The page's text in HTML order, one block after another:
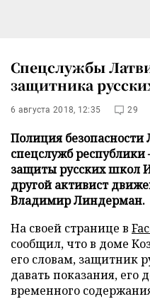
Спецслужбы
защитника
6 августа 2018, 12:35 29
Полиция безопасности
спецслужб
защиты русских школ
другой активист
Владимир Линдерман.
На своей странице в
сообщил, что в доме
его словам, защитник
давать показания, его
временного